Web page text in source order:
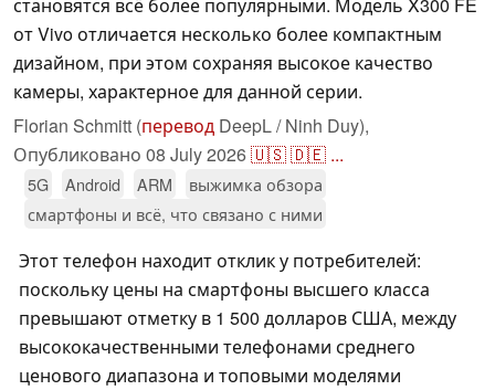
от Vivo отличается несколько более компактным
дизайном, при этом сохраняя высокое качество
камеры, характерное для данной серии.
Florian Schmitt (перевод DeepL / Ninh Duy),
Опубликовано 08 July 2026🇺🇸🇩🇪 ...
5G Android ARM
выжимка обзора
смартфоны и всё, что связано с ними
Этот телефон находит отклик у потребителей:
поскольку цены на смартфоны высшего класса
превышают отметку в 1 500 долларов США, между
высококачественными телефонами среднего
ценового диапазона и топовыми моделями